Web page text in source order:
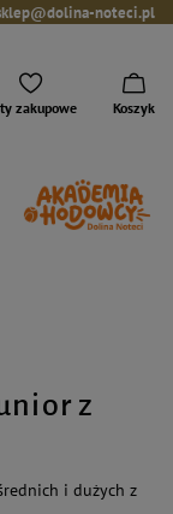
noteci.pl
zakupowe Koszyk
z
i dużych z